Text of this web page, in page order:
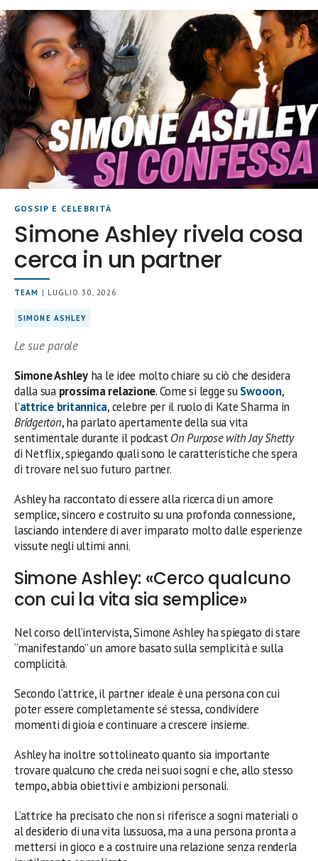
GOSSIP E CELEBRITÀ
Simone Ashley rivela cosa
cerca in un partner
TEAM | LUGLIO 30, 2026
SIMONE ASHLEY
Le sue parole
Simone Ashleyha le idee molto chiare su ciò che desidera
dalla sua prossima relazione. Come si legge suSwooon,
l’attrice britannica, celebre per il ruolo di Kate Sharma in
Bridgerton, ha parlato apertamente della sua vita
sentimentale durante il podcastOn Purpose with Jay Shetty
di Netflix, spiegando quali sono le caratteristiche che spera
di trovare nel suo futuro partner.
Ashley ha raccontato di essere alla ricerca di un amore
semplice, sincero e costruito su una profonda connessione,
lasciando intendere di aver imparato molto dalle esperienze
vissute negli ultimi anni.
Simone Ashley: «Cerco qualcuno
con cui la vita sia semplice»
Nel corso dell’intervista, Simone Ashley ha spiegato di stare
“manifestando” un amore basato sulla semplicità e sulla
complicità.
Secondo l’attrice, il partner ideale è una persona con cui
poter essere completamente sé stessa, condividere
momenti di gioia e continuare a crescere insieme.
Ashley ha inoltre sottolineato quanto sia importante
trovare qualcuno che creda nei suoi sogni e che, allo stesso
tempo, abbia obiettivi e ambizioni personali.
L’attrice ha precisato che non si riferisce a sogni materiali o
al desiderio di una vita lussuosa, ma a una persona pronta a
mettersi in gioco e a costruire una relazione senza renderla